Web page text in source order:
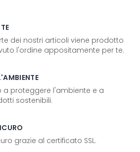
dei nostri articoli viene prodotto
l'ordine appositamente per te.
a proteggere l'ambiente e a
sostenibili.
grazie al certificato SSL.